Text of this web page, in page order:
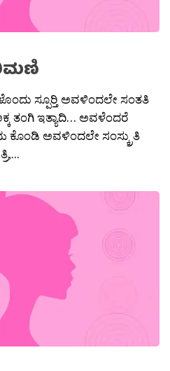
ಸ್ಪೂರ‍್ತಿ ಅವಳಿಂದಲೇ ಸಂತತಿ
ತಂಗಿ ಇತ್ಯಾದಿ… ಅವಳೆಂದರೆ
ಅವಳಿಂದಲೇ ಸಂಸ್ಕ್ರುತಿ